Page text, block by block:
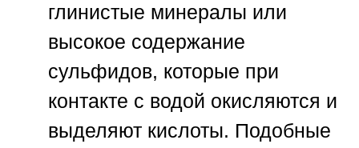
глинистые минералы или
высокое содержание
сульфидов, которые при
контакте с водой окисляются и
выделяют кислоты. Подобные